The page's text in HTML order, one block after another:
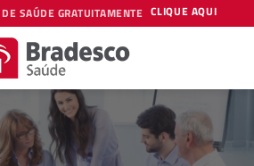
SAÚDE GRATUITAMENTE CLIQUE AQUI